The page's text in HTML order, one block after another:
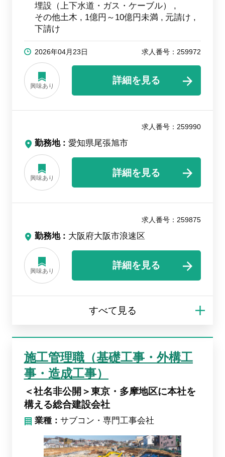
埋設（上下水道・ガス・ケーブル）
その他土木
1億円～10億円未満
元請け
下請け
2026年04月23日 求人番号：259972
興味あり
詳細を見る
求人番号：259990
勤務地 愛知県尾張旭市
興味あり
詳細を見る
求人番号：259875
勤務地 大阪府大阪市浪速区
興味あり
詳細を見る
施工管理職（基礎工事・外構工
事・造成工事）
＜社名非公開＞東京・多摩地区に本社を
構える総合建設会社
業種：サブコン・専門工事会社